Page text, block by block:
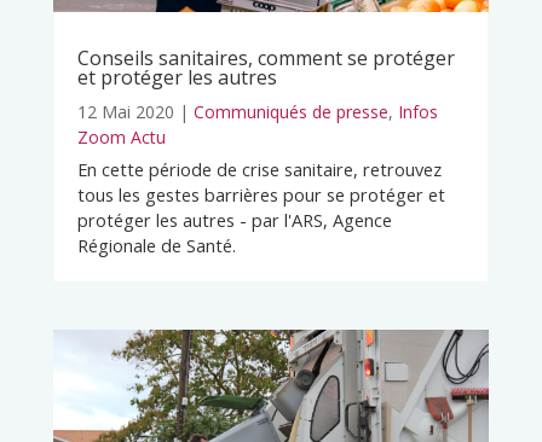
Conseils sanitaires, comment se protéger
et protéger les autres
12 Mai 2020 | Communiqués de presse, Infos
Zoom Actu
En cette période de crise sanitaire, retrouvez
tous les gestes barrières pour se protéger et
protéger les autres - par l'ARS, Agence
Régionale de Santé.